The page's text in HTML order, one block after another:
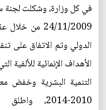
في كل وزارة، وشكلت
24/11/2009 من
الدولي وتم الاتفاق على
الأهداف الإنمائية
2010-2014،